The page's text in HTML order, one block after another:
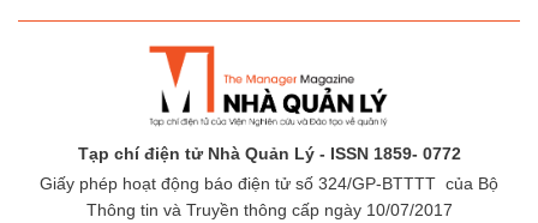
Tạp chí điện tử Nhà Quản Lý - ISSN 1859- 0772
Giấy phép hoạt động báo điện tử số 324/GP-BTTTT của Bộ
Thông tin và Truyền thông cấp ngày 10/07/2017